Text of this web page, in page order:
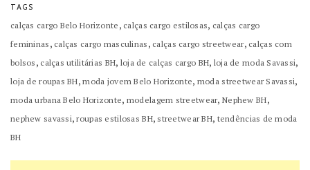
TAGS
calças cargo Belo Horizonte , calças cargo estilosas, calças cargo
femininas , calças cargo masculinas , calças cargo streetwear, calças com
bolsos , calças utilitárias BH, loja de calças cargo BH, loja de moda Savassi,
loja de roupas BH,moda jovem Belo Horizonte, moda streetwear Savassi,
moda urbana Belo Horizonte, modelagem streetwear,Nephew BH,
nephew savassi,roupas estilosas BH,streetwear BH, tendências de moda
BH